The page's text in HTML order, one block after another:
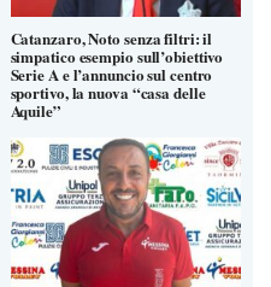
Catanzaro, Noto senza filtri: il
simpatico esempio sull’obiettivo
Serie A e l’annuncio sul centro
sportivo, la nuova “casa delle
Aquile”